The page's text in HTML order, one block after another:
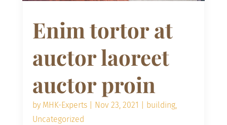
Enim tortor at
auctor laoreet
auctor proin
by MHK-Experts| Nov 23, 2021 building,
Uncategorized